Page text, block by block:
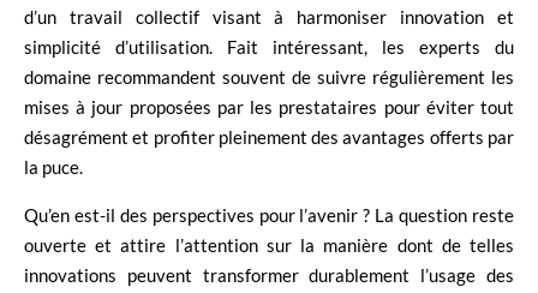
d’un travail collectif visant à harmoniser innovation et
simplicité d’utilisation. Fait intéressant, les experts du
domaine recommandent souvent de suivre régulièrement les
mises à jour proposées par les prestataires pour éviter tout
désagrément et profiter pleinement des avantages offerts par
la puce.
Qu’en est-il des perspectives pour l’avenir ? La question reste
ouverte et attire l’attention sur la manière dont de telles
innovations peuvent transformer durablement l’usage des